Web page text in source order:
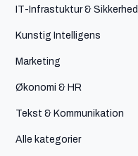
IT-Infrastuktur & Sikkerhed
Kunstig Intelligens
Marketing
Økonomi & HR
Tekst & Kommunikation
Alle kategorier